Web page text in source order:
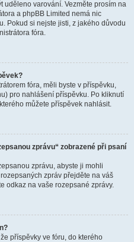
uděleno varování. Vezměte prosím na
a phpBB Limited nemá nic
Pokud si nejste jisti, z jakého důvodu
fóra.
fóra, měli byste v příspěvku,
pro nahlášení příspěvku. Po kliknutí
můžete příspěvek nahlásit.
zprávu“ zobrazené při psaní
zprávu, abyste ji mohli
zpráv přejděte na váš
odkaz na vaše rozepsané zprávy.
příspěvky ve fóru, do kterého